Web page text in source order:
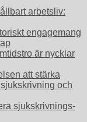
arbetsliv:
engagemang
är nycklar
att stärka
och
sjukskrivnings-